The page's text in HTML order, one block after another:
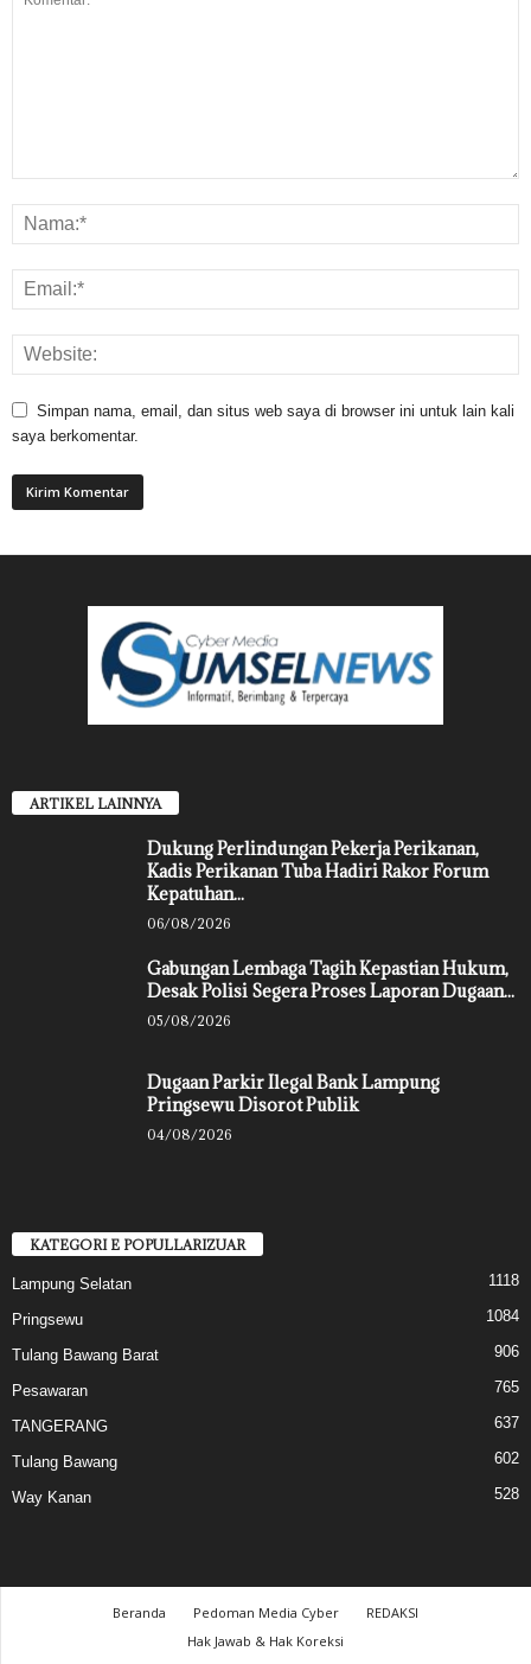
Simpan nama, email, dan situs web saya di browser ini untuk lain kali
saya berkomentar.
ARTIKEL LAINNYA
Dukung Perlindungan Pekerja Perikanan,
Kadis Perikanan Tuba Hadiri Rakor Forum
Kepatuhan...
06/08/2026
Gabungan Lembaga Tagih Kepastian Hukum,
Desak Polisi Segera Proses Laporan Dugaan...
05/08/2026
Dugaan Parkir Ilegal Bank Lampung
Pringsewu Disorot Publik
04/08/2026
KATEGORI E POPULLARIZUAR
Lampung Selatan 1118
Pringsewu 1084
Tulang Bawang Barat 906
Pesawaran 765
TANGERANG 637
Tulang Bawang 602
Way Kanan 528
Beranda Pedoman Media Cyber
REDAKSI
Hak Jawab & Hak Koreksi